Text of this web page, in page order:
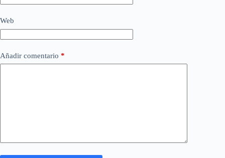
Web
Añadir comentario *